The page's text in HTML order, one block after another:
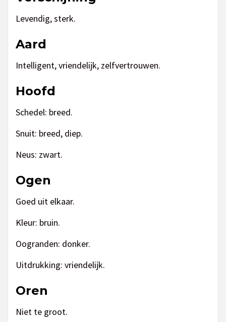
Levendig, sterk.
Aard
Intelligent, vriendelijk, zelfvertrouwen.
Hoofd
Schedel: breed.
Snuit: breed, diep.
Neus: zwart.
Ogen
Goed uit elkaar.
Kleur: bruin.
Oogranden: donker.
Uitdrukking: vriendelijk.
Oren
Niet te groot.